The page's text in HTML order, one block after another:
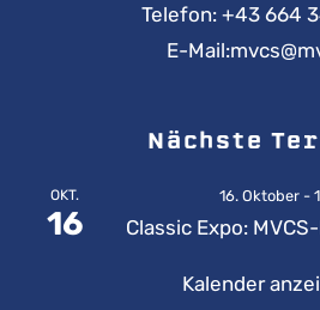
Telefon: +43 664
E-Mail:
Nächste
OKT.
16
16. Oktober -
Classic Expo:
Kalender